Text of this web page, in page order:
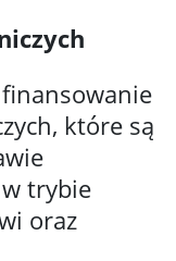
które są
w trybie
oraz